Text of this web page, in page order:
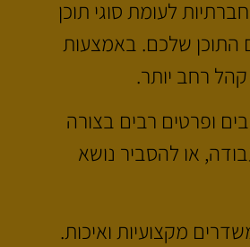
לעומת סוגי תוכן
התוכן שלכם. באמצעות
רחב יותר.
ופרטים רבים בצורה
או להסביר נושא
מקצועיות ואיכות.